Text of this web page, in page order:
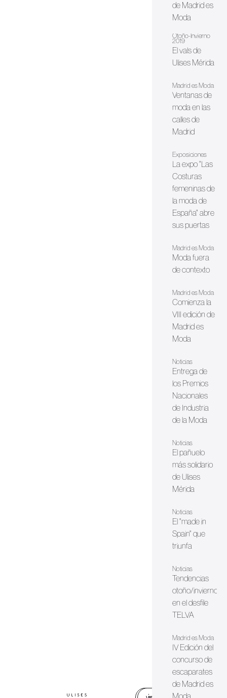
de Madrid es
Moda
Otoño-Invierno
2019
El vals de
Ulises Mérida
Madrid es Moda
Ventanas de
moda en las
calles de
Madrid
Exposiciones
La expo "Las
Costuras
femeninas de
la moda de
España" abre
sus puertas
Madrid es Moda
Moda fuera
de contexto
Madrid es Moda
Comienza la
VIII edición de
Madrid es
Moda
Noticias
Entrega de
los Premios
Nacionales
de Industria
de la Moda
Noticias
El pañuelo
más solidario
de Ulises
Mérida
Noticias
El "made in
Spain" que
triunfa
Noticias
Tendencias
otoño/invierno
en el desfile
TELVA
Madrid es Moda
IV Edición del
concurso de
escaparates
de Madrid es
Moda